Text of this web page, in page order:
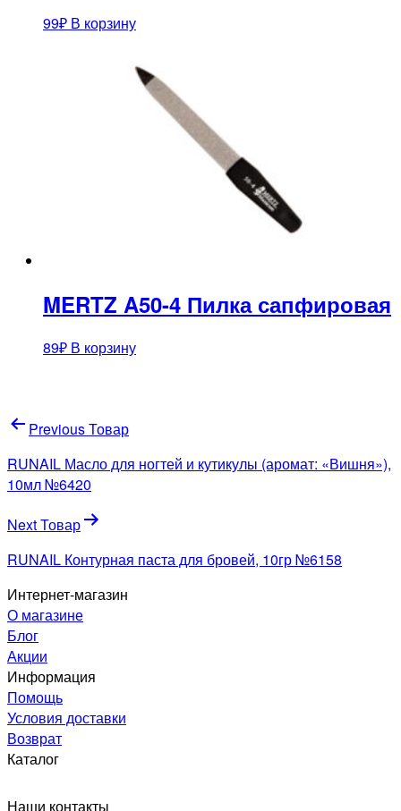
99₽ В корзину
MERTZ A50-4 Пилка сапфировая
89₽ В корзину
Навигация
по
записям
Previous Товар
RUNAIL Масло для ногтей и кутикулы (аромат: «Вишня»),
10мл №6420
Next Товар
RUNAIL Контурная паста для бровей, 10гр №6158
Интернет-магазин
О магазине
Блог
Акции
Информация
Помощь
Условия доставки
Возврат
Каталог
Наши контакты